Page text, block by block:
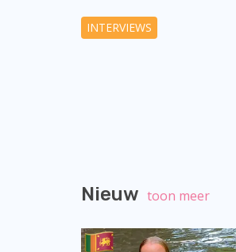
INTERVIEWS
Nieuw toon meer